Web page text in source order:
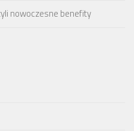
nowoczesne benefity